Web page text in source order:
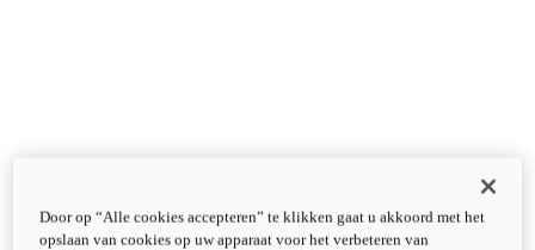
Door op “Alle cookies accepteren” te klikken gaat u akkoord met het
opslaan van cookies op uw apparaat voor het verbeteren van